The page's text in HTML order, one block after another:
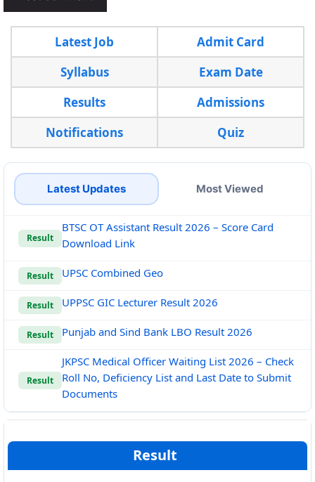
Latest Job
Admit Card
Syllabus
Exam Date
Results
Admissions
Notifications
Quiz
Latest Updates Most Viewed
Result
BTSC OT Assistant Result 2026 – Score Card
Download Link
Result UPSC Combined Geo
Result UPPSC GIC Lecturer Result 2026
Result Punjab and Sind Bank LBO Result 2026
Result
JKPSC Medical Officer Waiting List 2026 – Check
Roll No, Deficiency List and Last Date to Submit
Documents
Result